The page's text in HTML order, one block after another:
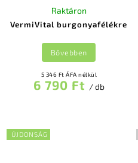
VermiVital burgonyafélékre
Raktáron
5 346 Ft ÁFA nélkül
6 790 Ft / db
Bővebben
ÚJDONSÁG